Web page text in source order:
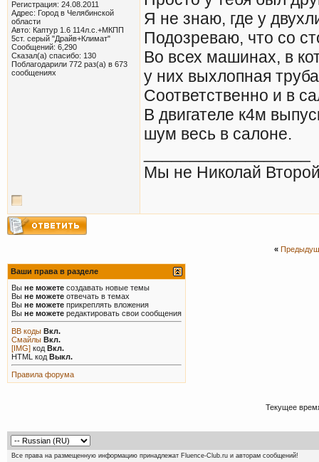
Регистрация: 24.08.2011
Адрес: Город в Челябинской
области
Авто: Каптур 1.6 114л.с.+МКПП
5ст. серый "Драйв+Климат"
Сообщений: 6,290
Сказал(а) спасибо: 130
Поблагодарили 772 раз(а) в 673
сообщениях
Я не знаю, где у
Подозреваю, что со
Во всех машинах, в
у них выхлопная
Соответственно и в
В двигателе к4м
шум весь в салоне.
Мы не Николай
«
Ваши права в разделе
Вы не можете создавать новые темы
Вы не можете отвечать в темах
Вы не можете прикреплять вложения
Вы не можете редактировать свои сообщения
BB коды Вкл.
Смайлы Вкл.
[IMG] код Вкл.
HTML код Выкл.
Правила форума
Текущее
Все права на размещенную информацию принадлежат Fluence-Club.ru и авторам сообщений!